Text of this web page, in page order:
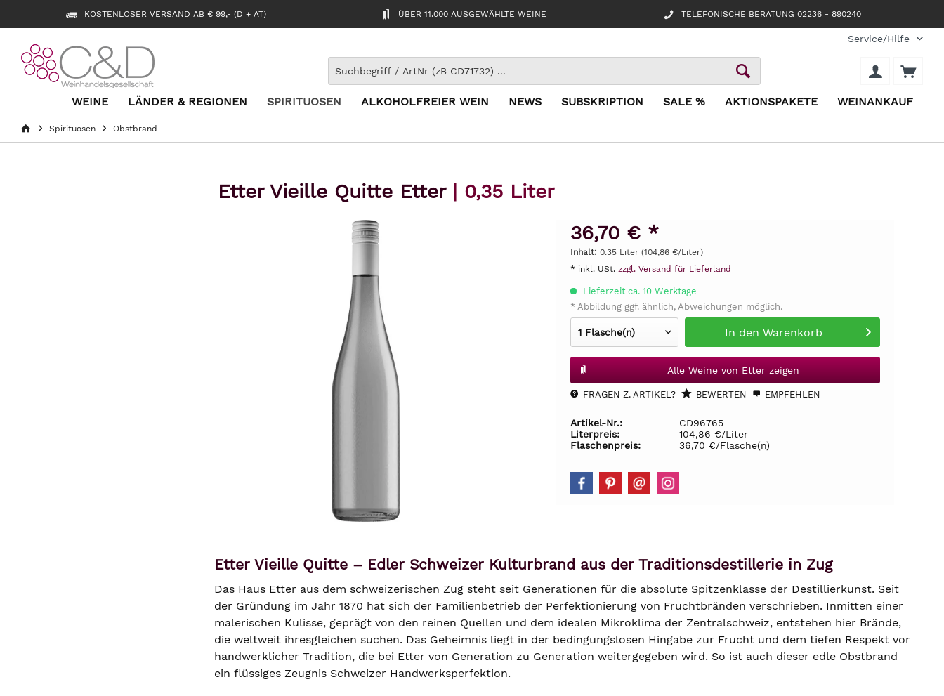
KOSTENLOSER VERSAND AB € 99,- (D + AT) ÜBER 11.000 AUSGEWÄHLTE WEINE TELEFONISCHE BERATUNG 02236 - 890240
Service/Hilfe
WEINE LÄNDER & REGIONEN SPIRITUOSEN ALKOHOLFREIER WEIN NEWS SUBSKRIPTION SALE % AKTIONSPAKETE WEINANKAUF
Spirituosen Obstbrand
Etter Vieille Quitte Etter | 0,35 Liter
36,70 € *
Inhalt: 0.35 Liter (104,86 €/Liter)
* inkl. USt. zzgl. Versand für Lieferland
Lieferzeit ca. 10 Werktage
* Abbildung ggf. ähnlich, Abweichungen möglich.
In den Warenkorb
Alle Weine von Etter zeigen
FRAGEN Z. ARTIKEL? BEWERTEN EMPFEHLEN
Artikel-Nr.:
CD96765
Literpreis:
104,86 €/Liter
Flaschenpreis:
36,70 €/Flasche(n)
Etter Vieille Quitte – Edler Schweizer Kulturbrand aus der Traditionsdestillerie in Zug
Das Haus Etter aus dem schweizerischen Zug steht seit Generationen für die absolute Spitzenklasse der Destillierkunst. Seit
der Gründung im Jahr 1870 hat sich der Familienbetrieb der Perfektionierung von Fruchtbränden verschrieben. Inmitten einer
malerischen Kulisse, geprägt von den reinen Quellen und dem idealen Mikroklima der Zentralschweiz, entstehen hier Brände,
die weltweit ihresgleichen suchen. Das Geheimnis liegt in der bedingungslosen Hingabe zur Frucht und dem tiefen Respekt vor
handwerklicher Tradition, die bei Etter von Generation zu Generation weitergegeben wird. So ist auch dieser edle Obstbrand
ein flüssiges Zeugnis Schweizer Handwerksperfektion.